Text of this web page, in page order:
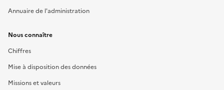
Annuaire de l'administration
Nous connaître
Chiffres
Mise à disposition des données
Missions et valeurs